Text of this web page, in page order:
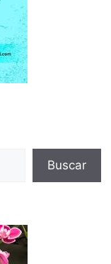
Buscar